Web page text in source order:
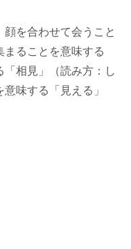
顔を合わせて会うこと
まることを意味する
「相見」（読み方：し
味する「見える」